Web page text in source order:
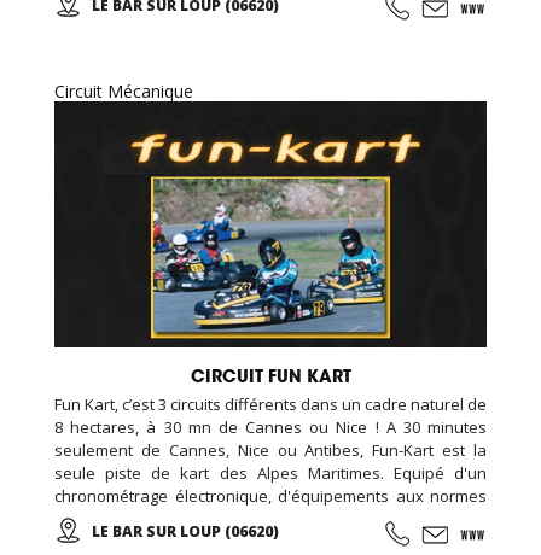
restaurant sur place, nous avons également une piste de
LE BAR SUR LOUP (06620)
Circuit Mécanique
CIRCUIT FUN KART
Fun Kart, c’est 3 circuits différents dans un cadre naturel de
8 hectares, à 30 mn de Cannes ou Nice ! A 30 minutes
seulement de Cannes, Nice ou Antibes, Fun-Kart est la
seule piste de kart des Alpes Maritimes. Equipé d'un
chronométrage électronique, d'équipements aux normes
de sécurité européenne, assistance mécanique, et un
restaurant sur place, nous avons également une piste de
LE BAR SUR LOUP (06620)